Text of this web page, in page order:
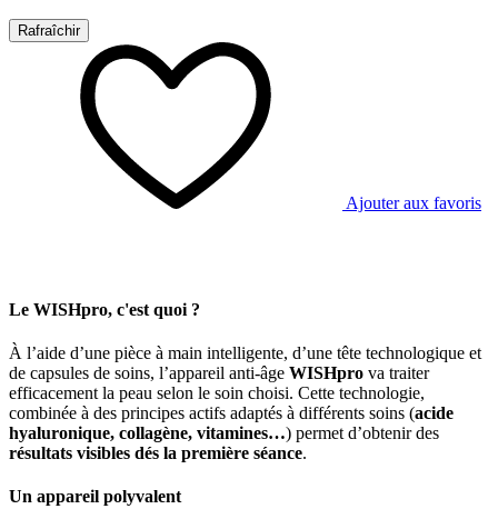
Ajouter aux favoris
Le WISHpro, c'est quoi ?
À l’aide d’une pièce à main intelligente, d’une tête technologique et
de capsules de soins, l’appareil anti-âge WISHpro va traiter
efficacement la peau selon le soin choisi. Cette technologie,
combinée à des principes actifs adaptés à différents soins (acide
hyaluronique, collagène, vitamines…) permet d’obtenir des
résultats visibles dés la première séance.
Un appareil polyvalent